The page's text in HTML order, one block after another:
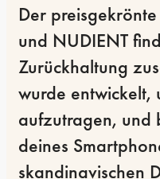
Der
und NUDIENT
Zurückhaltung
wurde entwickelt,
aufzutragen, und
deines
skandinavischen